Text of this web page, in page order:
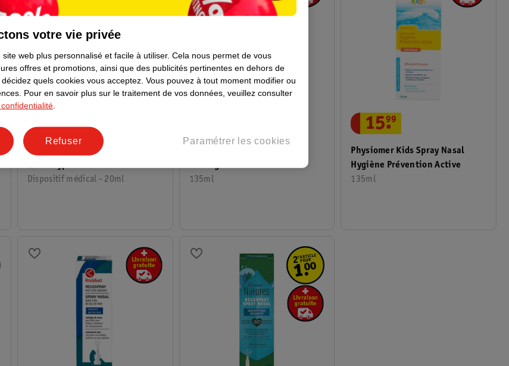
Kruidvat Spray Nasal Sel De Mer
& Eucalyptus
Dispositif médical - 20ml
3.
Décongestionnant
135ml
Physiomer Kids Spray Nasal
Hygiène Prévention Active
135ml
15.
99
votre vie privée
web plus personnalisé et facile à utiliser. Cela nous permet de vous
offres et promotions, ainsi que des publicités pertinentes en dehors de
décidez quels cookies vous acceptez. Vous pouvez à tout moment modifier ou
Pour en savoir plus sur le traitement de vos données, veuillez consulter
Paramétrer les cookies
Refuser